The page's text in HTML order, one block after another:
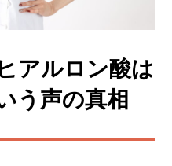
アルロン酸は
う声の真相